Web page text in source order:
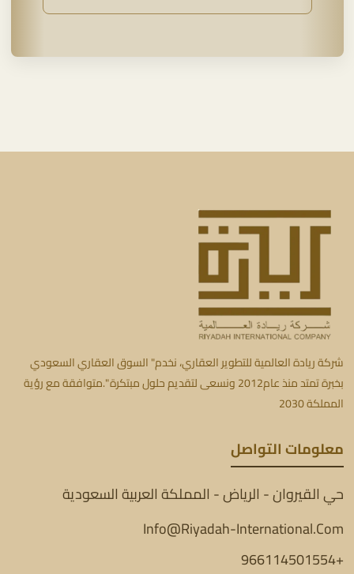
شركة ريادة العالمية للتطوير العقاري، نخدم" السوق العقاري السعودي
بخبرة تمتد منذ عام2012 ونسعى لتقديم حلول مبتكرة ".متوافقة مع رؤية
المملكة 2030
معلومات التواصل
حي القيروان - الرياض - المملكة العربية السعودية
Info@Riyadah-International.Com
+966114501554